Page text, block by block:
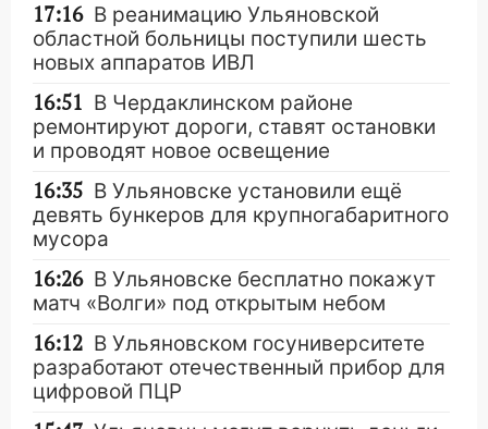
17:16 В реанимацию Ульяновской
областной больницы поступили шесть
новых аппаратов ИВЛ
16:51 В Чердаклинском районе
ремонтируют дороги, ставят остановки
и проводят новое освещение
16:35 В Ульяновске установили ещё
девять бункеров для крупногабаритного
мусора
16:26 В Ульяновске бесплатно покажут
матч «Волги» под открытым небом
16:12 В Ульяновском госуниверситете
разработают отечественный прибор для
цифровой ПЦР